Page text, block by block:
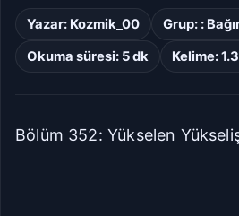
Dar
16px
Yazar: Kozmik_00 Grup: :
Okuma süresi: 5 dk
Kelime:
Bölüm 352: Yükselen